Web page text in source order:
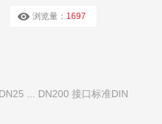
浏览量： 1697
... DN200 接口标准DIN